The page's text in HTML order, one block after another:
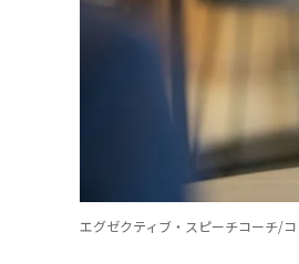
エグゼクティブ・スピーチコーチ/